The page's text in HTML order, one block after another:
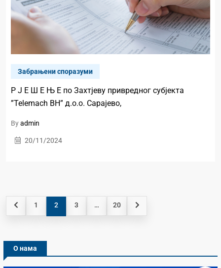
Забрањени споразуми
Р Ј Е Ш Е Њ Е по Захтјеву привредног субјекта
”Telemach BH” д.о.о. Сарајево,
Byadmin
20/11/2024
1 2 3 … 20
О нама